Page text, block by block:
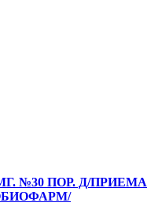
№30 ПОР. Д/ПРИЕМА